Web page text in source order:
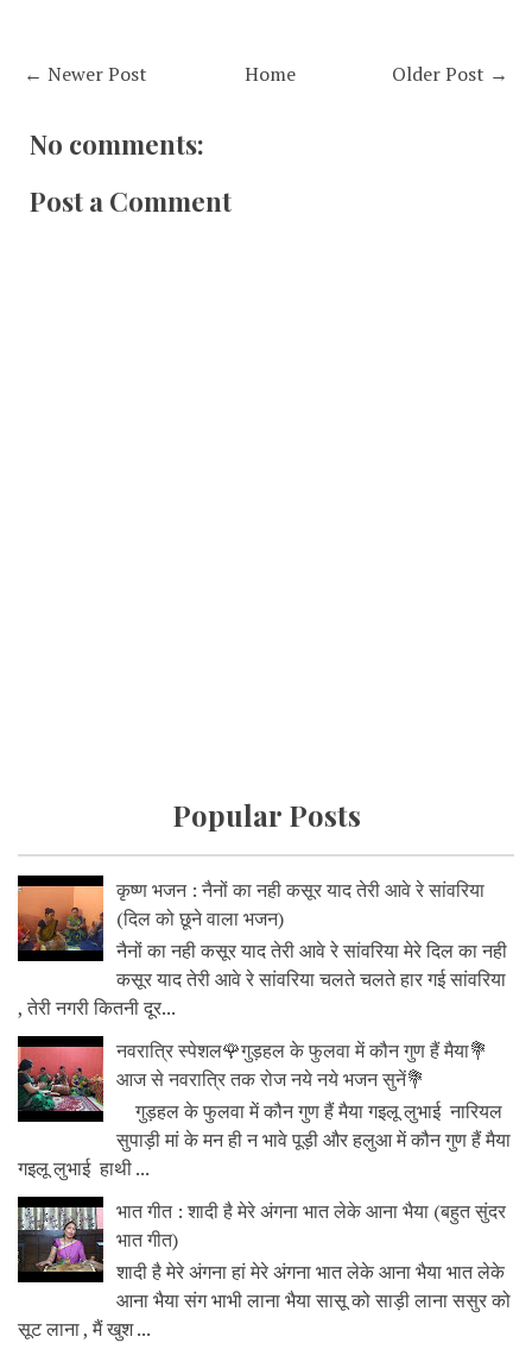
← Newer Post Older Post →
Home
No comments:
Post a Comment
Popular Posts
कृष्ण भजन : नैनों का नही कसूर याद तेरी आवे रे सांवरिया
(दिल को छूने वाला भजन)
नैनों का नही कसूर याद तेरी आवे रे सांवरिया मेरे दिल का नही
कसूर याद तेरी आवे रे सांवरिया चलते चलते हार गई सांवरिया
, तेरी नगरी कितनी दूर...
नवरात्रि स्पेशल🌹गुड़हल के फुलवा में कौन गुण हैं मैया💐
आज से नवरात्रि तक रोज नये नये भजन सुनें💐
गुड़हल के फुलवा में कौन गुण हैं मैया गइलू लुभाई नारियल
सुपाड़ी मां के मन ही न भावे पूड़ी और हलुआ में कौन गुण हैं मैया
गइलू लुभाई हाथी ...
भात गीत : शादी है मेरे अंगना भात लेके आना भैया (बहुत सुंदर
भात गीत)
शादी है मेरे अंगना हां मेरे अंगना भात लेके आना भैया भात लेके
आना भैया संग भाभी लाना भैया सासू को साड़ी लाना ससुर को
सूट लाना , मैं खुश ...